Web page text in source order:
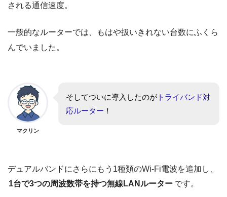
される通信速度。
一般的なルーターでは、もはや扱いきれない台数にふくら
んでいました。
マクリン
そしてついに導入したのが トライバンド対
応ルーター ！
デュアルバンドにさらにもう1種類のWi-Fi電波を追加し、
1台で3つの周波数帯を持つ無線LANルーター です。